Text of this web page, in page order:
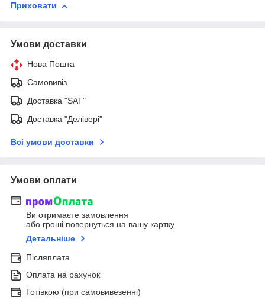
Приховати
Умови доставки
Нова Пошта
Самовивіз
Доставка "SAT"
Доставка "Делівері"
Всі умови доставки
Умови оплати
Ви отримаєте замовлення
або гроші повернуться на вашу картку
Детальніше
Післяплата
Оплата на рахунок
Готівкою (при самовивезенні)